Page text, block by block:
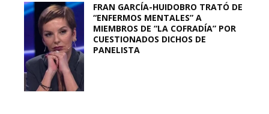
FRAN GARCÍA-HUIDOBRO TRATÓ DE
“ENFERMOS MENTALES” A
MIEMBROS DE “LA COFRADÍA” POR
CUESTIONADOS DICHOS DE
PANELISTA